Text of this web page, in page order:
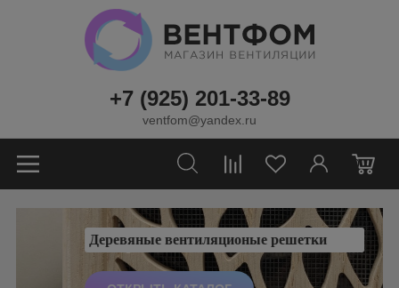
+7 (925) 201-33-89
ventfom@yandex.ru
0
Деревяные вентиляционые решетки